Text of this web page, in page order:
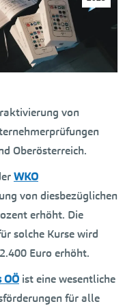
von
Oberösterreich.
WKO
von diesbezüglichen
erhöht. Die
solche Kurse wird
Euro erhöht.
ist eine wesentliche
für alle